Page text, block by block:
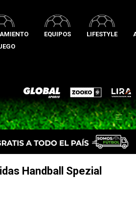
EQUIPOS LIFESTYLE
Global Sports Zooko Lira

Handball Spezial